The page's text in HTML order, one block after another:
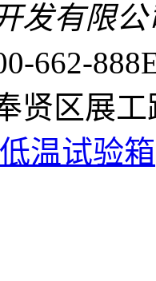
发有限公
662-888
贤区展工
温试验箱